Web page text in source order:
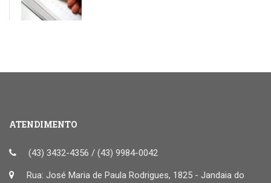
ATENDIMENTO
(43) 3432-4356 / (43) 9984-0042
Rua: José Maria de Paula Rodrigues, 1825 - Jandaia do